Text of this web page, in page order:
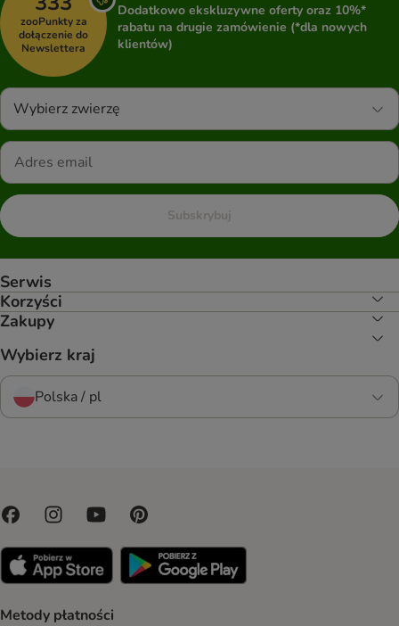
zooPunkty za
dołączenie do
Newslettera
Dodatkowo ekskluzywne oferty oraz 10%*
rabatu na drugie zamówienie (*dla nowych
klientów)
Wybierz zwierzę
Subskrybuj
Serwis
Korzyści
Zakupy
Wybierz kraj
Polska / pl
Metody płatności